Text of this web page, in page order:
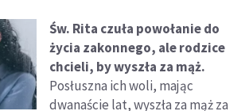
Św. Rita czuła powołanie do
życia zakonnego, ale rodzice
chcieli, by wyszła za mąż.
Posłuszna ich woli, mając
dwanaście lat, wyszła za mąż za